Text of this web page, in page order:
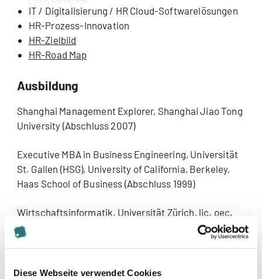
Diese Webseite verwendet Cookies
IT / Digitalisierung / HR Cloud-Softwarelösungen
HR-Prozess-Innovation
HR-Zielbild
HR-Road Map
Ausbildung
Shanghai Management Explorer, Shanghai Jiao Tong
University (Abschluss 2007)
Executive MBA in Business Engineering, Universität
St. Gallen (HSG), University of California, Berkeley,
Haas School of Business (Abschluss 1999)
Wirtschaftsinformatik, Universität Zürich, lic. oec.
publ. (Abschluss 1989)